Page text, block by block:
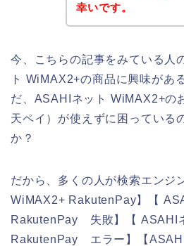
幸いです。
今、こちらの記事をみている人
ト WiMAX2+の商品に興味があ
だ、ASAHIネット WiMAX2+の
天ペイ）が使えずに困っている
か？
だから、多くの人が検索エンジ
WiMAX2+ RakutenPay】【
RakutenPay 失敗】【 ASAHI
RakutenPay エラー】【